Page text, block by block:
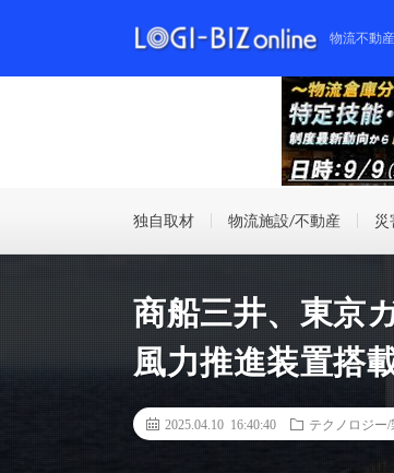
物流不動
独自取材 物流施設/不動産 災
商船三井、東京
風力推進装置搭
2025.04.10 16:40:40 テクノロジー/